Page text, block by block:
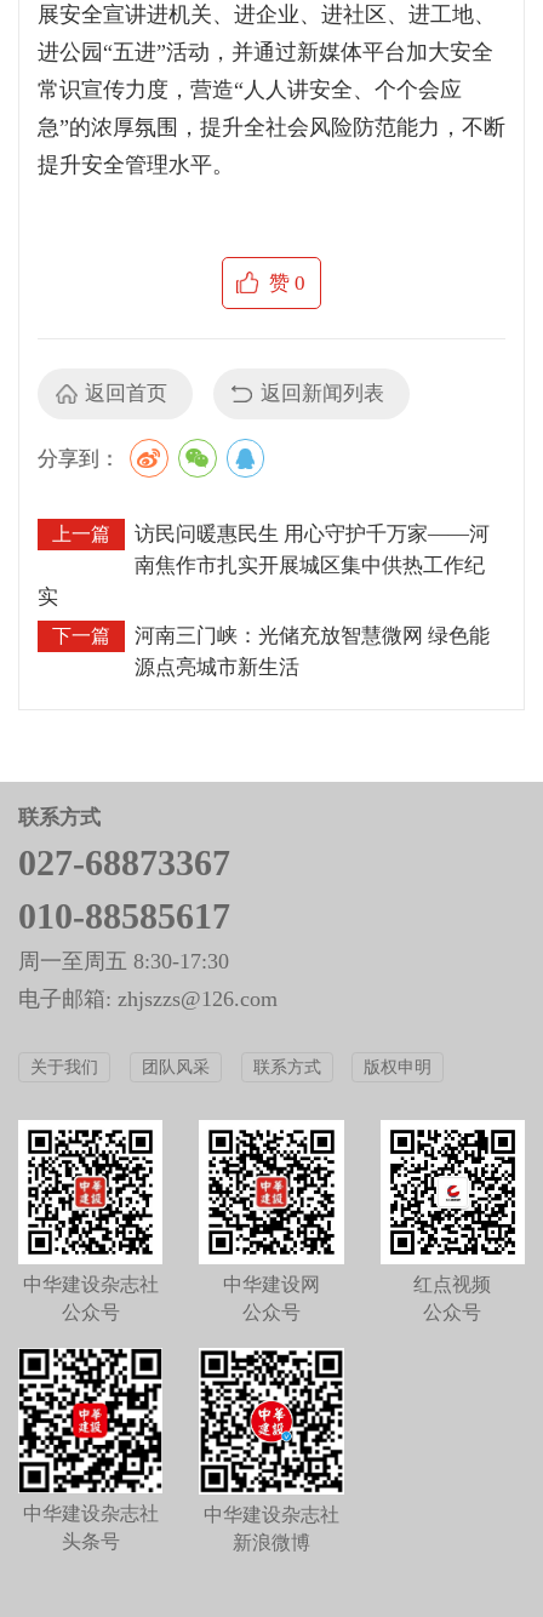
展安全宣讲进机关、进企业、进社区、进工地、
进公园“五进”活动，并通过新媒体平台加大安全
常识宣传力度，营造“人人讲安全、个个会应
急”的浓厚氛围，提升全社会风险防范能力，不断
提升安全管理水平。
赞0
返回首页 返回新闻列表
分享到：
上一篇
访民问暖惠民生 用心守护千万家——河
南焦作市扎实开展城区集中供热工作纪
实
下一篇
河南三门峡：光储充放智慧微网 绿色能
源点亮城市新生活
联系方式
027-68873367
010-88585617
周一至周五 8:30-17:30
电子邮箱: zhjszzs@126.com
关于我们 团队风采 联系方式 版权申明
中华建设杂志社
公众号
中华建设网
公众号
红点视频
公众号
中华建设杂志社
头条号
中华建设杂志社
新浪微博